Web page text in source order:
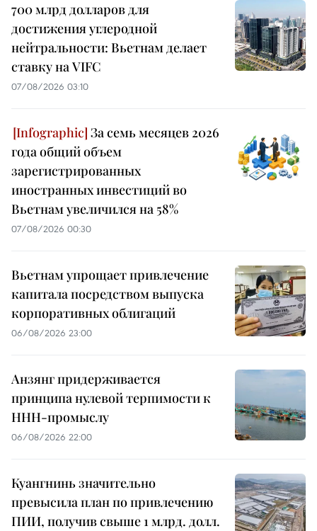
700 млрд долларов для
достижения углеродной
нейтральности: Вьетнам делает
ставку на VIFC
07/08/2026 03:10
За семь месяцев 2026
года общий объем
зарегистрированных
иностранных инвестиций во
Вьетнам увеличился на 58%
07/08/2026 00:30
Вьетнам упрощает привлечение
капитала посредством выпуска
корпоративных облигаций
06/08/2026 23:00
Анзянг придерживается
принципа нулевой терпимости к
ННН-промыслу
06/08/2026 22:00
Куангнинь значительно
превысила план по привлечению
ПИИ, получив свыше 1 млрд. долл.